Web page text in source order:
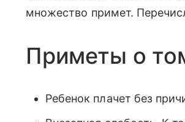
множество примет.
Приметы о
Ребенок плачет без